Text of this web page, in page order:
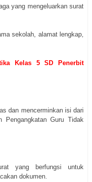
yang mengeluarkan surat
sekolah, alamat lengkap,
Kelas 5 SD Penerbit
dan mencerminkan isi dari
Pengangkatan Guru Tidak
yang berfungsi untuk
dokumen.